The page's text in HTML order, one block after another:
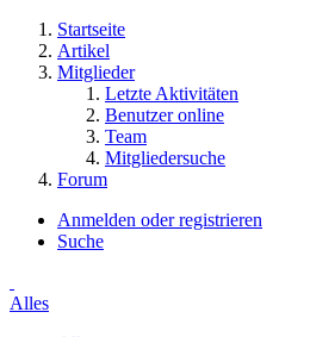
Startseite
Artikel
Mitglieder
Letzte Aktivitäten
Benutzer online
Team
Mitgliedersuche
Forum
Anmelden oder registrieren
Suche
Alles